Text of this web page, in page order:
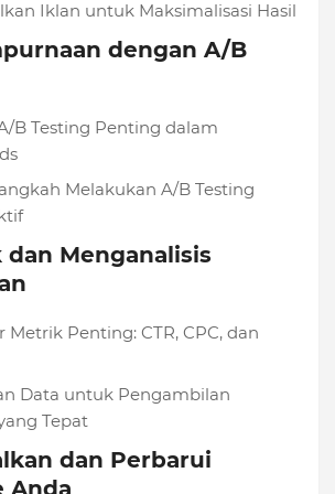
Iklan untuk Maksimalisasi Hasil
dengan A/B
B Testing Penting dalam
Melakukan A/B Testing
dan Menganalisis
Metrik Penting: CTR, CPC, dan
Data untuk Pengambilan
Tepat
dan Perbarui